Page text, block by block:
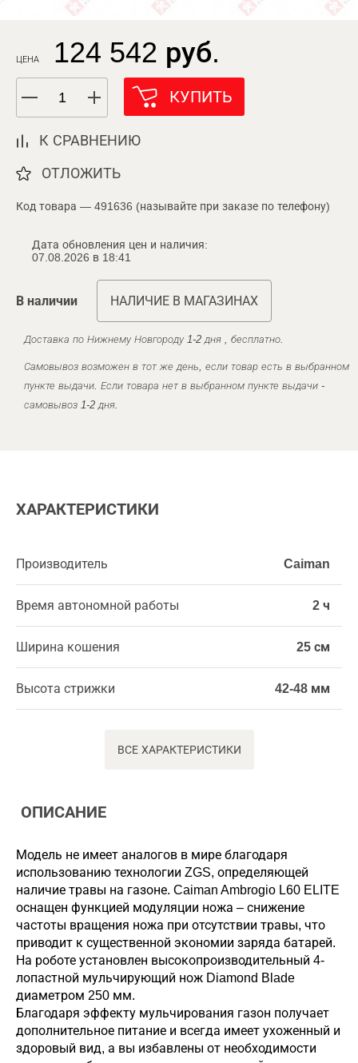
ЦЕНА 124 542 руб.
КУПИТЬ
К СРАВНЕНИЮ
ОТЛОЖИТЬ
Код товара — 491636 (называйте при заказе по телефону)
Дата обновления цен и наличия:
07.08.2026 в 18:41
В наличии НАЛИЧИЕ В МАГАЗИНАХ
Доставка по Нижнему Новгороду 1-2 дня , бесплатно.
Самовывоз возможен в тот же день, если товар есть в выбранном
пункте выдачи. Если товара нет в выбранном пункте выдачи -
самовывоз 1-2 дня.
ХАРАКТЕРИСТИКИ
Производитель Caiman
Время автономной работы 2 ч
Ширина кошения 25 см
Высота стрижки 42-48 мм
ВСЕ ХАРАКТЕРИСТИКИ
ОПИСАНИЕ
Модель не имеет аналогов в мире благодаря
использованию технологии ZGS, определяющей
наличие травы на газоне. Caiman Ambrogio L60 ELITE
оснащен функцией модуляции ножа – снижение
частоты вращения ножа при отсутствии травы, что
приводит к существенной экономии заряда батарей.
На роботе установлен высокопроизводительный 4-
лопастной мульчирующий нож Diamond Blade
диаметром 250 мм.
Благодаря эффекту мульчирования газон получает
дополнительное питание и всегда имеет ухоженный и
здоровый вид, а вы избавлены от необходимости